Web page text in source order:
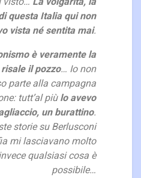
questa Italia qui non
vista né sentita mai.
è veramente la
il pozzo… Io non
parte alla campagna
tutt’al piùlo avevo
un burattino.
storie su Berlusconi
mi lasciavano molto
qualsiasi cosa è
possibile…